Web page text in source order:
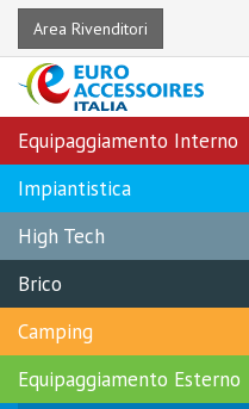
Area Rivenditori
Equipaggiamento Interno
Impiantistica
High Tech
Brico
Camping
Equipaggiamento Esterno